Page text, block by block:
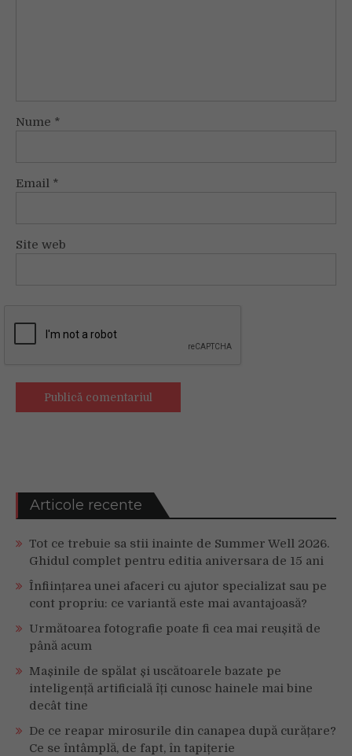
Nume *
Email *
Site web
Articole recente
Tot ce trebuie sa stii inainte de Summer Well 2026.
Ghidul complet pentru editia aniversara de 15 ani
Înființarea unei afaceri cu ajutor specializat sau pe
cont propriu: ce variantă este mai avantajoasă?
Următoarea fotografie poate fi cea mai reușită de
până acum
Mașinile de spălat și uscătoarele bazate pe
inteligență artificială îți cunosc hainele mai bine
decât tine
De ce reapar mirosurile din canapea după curățare?
Ce se întâmplă, de fapt, în tapițerie